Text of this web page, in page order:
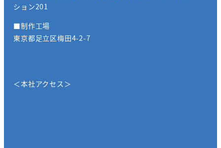
ション201
■制作工場
東京都足立区梅田4-2-7
＜本社アクセス＞